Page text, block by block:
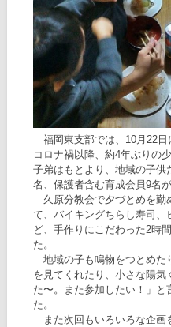
福岡東支部では、10月22日
コロナ禍以降、約4年ぶりの
子弟はもとより、地域の子供
名、保護者含む育成会員9名
久原分教会で夕づとめを勤
て、バイキングちらし寿司、
ど、手作りにこだわった2時
た。
地域の子も鳴物をつとめた
を見てくれたり、小さな陽気
た〜。また参加したい！」と
た。
また次回もいろいろな企画